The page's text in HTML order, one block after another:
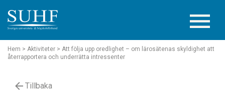
Hem > Aktiviteter > Att följa upp oredlighet – om lärosätenas skyldighet att
återrapportera och underrätta intressenter
Tillbaka